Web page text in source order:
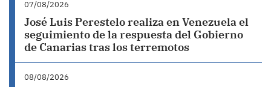
07/08/2026
José Luis Perestelo realiza en Venezuela el
seguimiento de la respuesta del Gobierno
de Canarias tras los terremotos
08/08/2026